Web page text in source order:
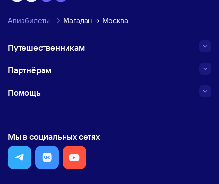
Авиабилеты Магадан Москва
Путешественникам
Партнёрам
Помощь
Мы в социальных сетях